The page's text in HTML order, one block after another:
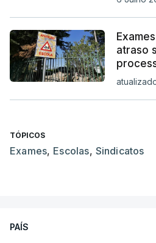
atraso
TÓPICOS
Exames, Escolas, Sindicatos
PAÍS